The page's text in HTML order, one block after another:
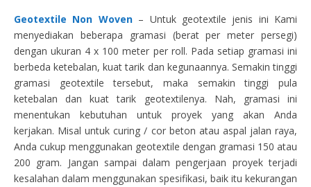
Geotextile Non Woven– Untuk geotextile jenis ini Kami
menyediakan beberapa gramasi (berat per meter persegi)
dengan ukuran 4 x 100 meter per roll. Pada setiap gramasi ini
berbeda ketebalan, kuat tarik dan kegunaannya. Semakin tinggi
gramasi geotextile tersebut, maka semakin tinggi pula
ketebalan dan kuat tarik geotextilenya. Nah, gramasi ini
menentukan kebutuhan untuk proyek yang akan Anda
kerjakan. Misal untuk curing / cor beton atau aspal jalan raya,
Anda cukup menggunakan geotextile dengan gramasi 150 atau
200 gram. Jangan sampai dalam pengerjaan proyek terjadi
kesalahan dalam menggunakan spesifikasi, baik itu kekurangan